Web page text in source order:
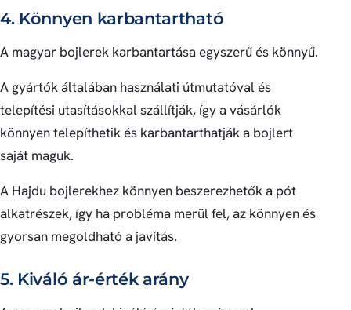
4. Könnyen karbantartható
A magyar bojlerek karbantartása egyszerű és könnyű.
A gyártók általában használati útmutatóval és
telepítési utasításokkal szállítják, így a vásárlók
könnyen telepíthetik és karbantarthatják a bojlert
saját maguk.
A Hajdu bojlerekhez könnyen beszerezhetők a pót
alkatrészek, így ha probléma merül fel, az könnyen és
gyorsan megoldható a javítás.
5. Kiváló ár-érték arány